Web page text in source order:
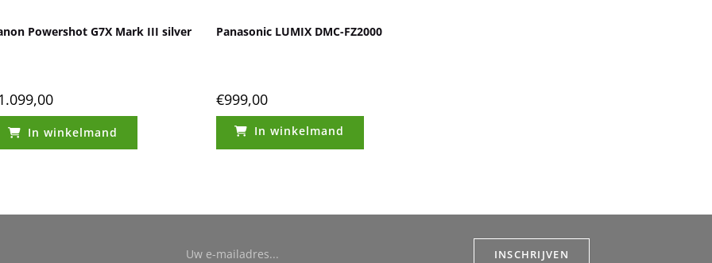
Powershot G7X Mark III silver
In winkelmand
Panasonic LUMIX DMC-FZ2000
€999,00
In winkelmand
INSCHRIJVEN